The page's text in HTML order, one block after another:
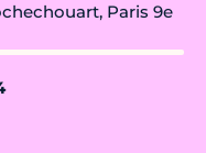
Paris 9e